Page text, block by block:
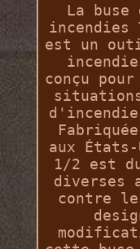
La
incendies
est un
conçu
aux
1/2 est
diverses
contre